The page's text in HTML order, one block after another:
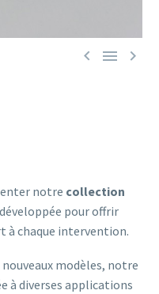
  
notre collection
pour offrir
à chaque intervention.
modèles, notre
à diverses applications